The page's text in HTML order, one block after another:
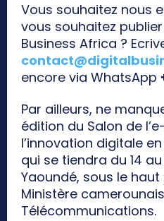
Vous souhaitez nous
vous souhaitez
Business Africa ?
encore via WhatsApp
Par ailleurs, ne
édition du Salon de
l’innovation digitale
qui se tiendra du 14
Yaoundé, sous le
Ministère
Télécommunications.